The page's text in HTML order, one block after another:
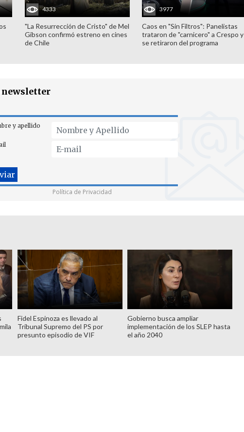
4333
"La Resurrección de Cristo" de Mel
Gibson confirmó estreno en cines
de Chile
3977
Caos en "Sin Filtros": Panelistas
trataron de "carnicero" a Crespo y
se retiraron del programa
newsletter
y apellido
Política de Privacidad
Fidel Espinoza es llevado al
Tribunal Supremo del PS por
presunto episodio de VIF
Gobierno busca ampliar
implementación de los SLEP hasta
el año 2040